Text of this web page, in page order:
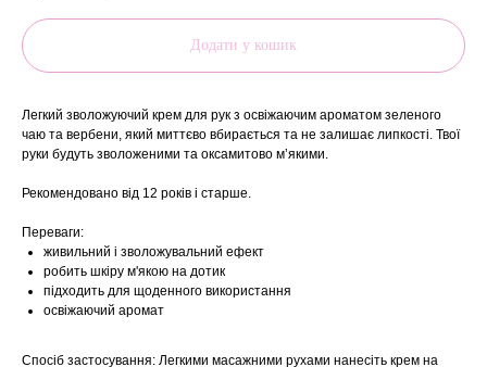
Додати у кошик
Легкий зволожуючий крем для рук з освіжаючим ароматом зеленого
чаю та вербени, який миттєво вбирається та не залишає липкості. Твої
руки будуть зволоженими та оксамитово м’якими.
Рекомендовано від 12 років і старше.
Переваги:
живильний і зволожувальний ефект
робить шкіру м'якою на дотик
підходить для щоденного використання
освіжаючий аромат
Спосіб застосування: Легкими масажними рухами нанесіть крем на